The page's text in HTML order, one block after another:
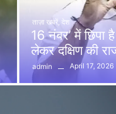
ताज़ा खबरें देश
16 नंबर’ में छिपा
लेकर दक्षिण की
admin April 17, 2026